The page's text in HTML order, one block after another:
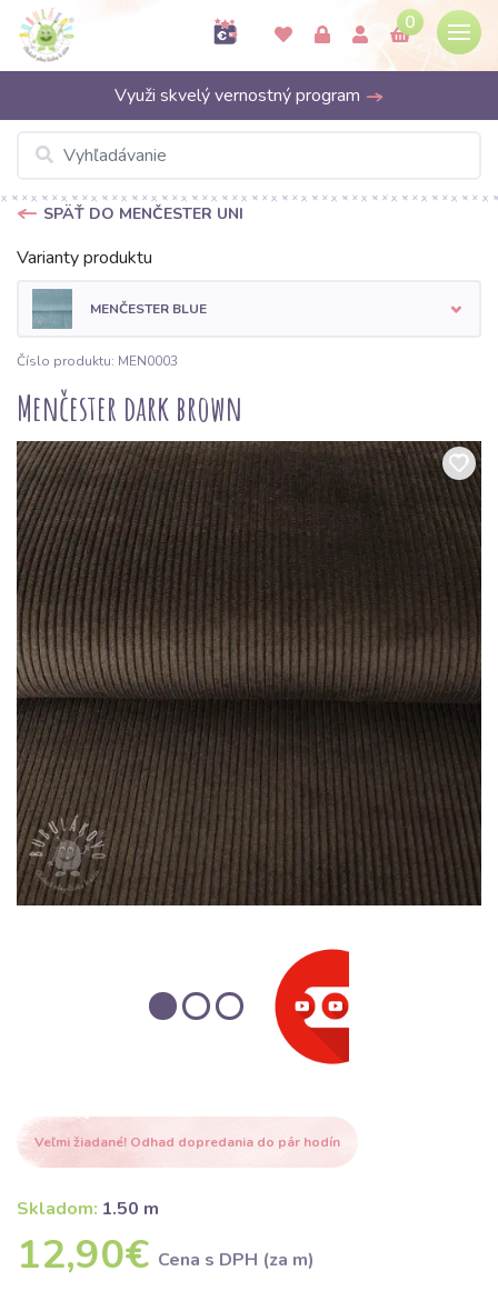
0
Využi skvelý vernostný program
SPÄŤ DO MENČESTER UNI
Varianty produktu
MENČESTER BLUE
Číslo produktu: MEN0003
Menčester dark brown
Veľmi žiadané! Odhad dopredania do pár hodín
Skladom: 1.50 m
12,90€ Cena s DPH (za m)